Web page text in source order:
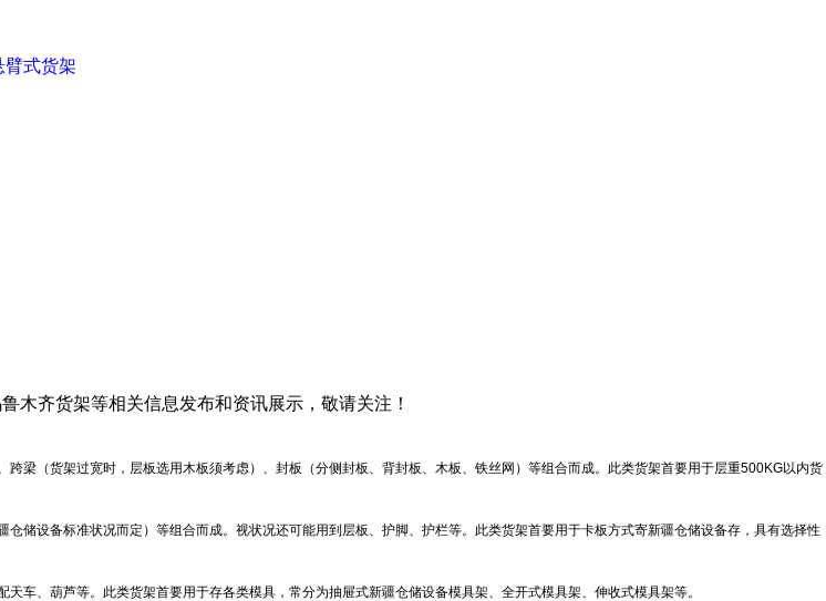
臂式货架
木齐货架等相关信息发布和资讯展示，敬请关注！
梁（货架过宽时，层板选用木板须考虑）、封板（分侧封板、背封板、木板、铁丝网）等组合而成。此类货架首要用于层重500KG以内货
仓储设备标准状况而定）等组合而成。视状况还可能用到层板、护脚、护栏等。此类货架首要用于卡板方式寄新疆仓储设备存，具有选择性
天车、葫芦等。此类货架首要用于存各类模具，常分为抽屉式新疆仓储设备模具架、全开式模具架、伸收式模具架等。